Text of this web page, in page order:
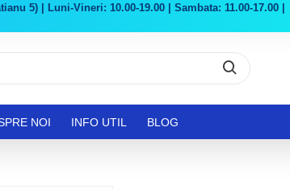
5) | Luni-Vineri: 10.00-19.00 | Sambata: 11.00-17.00 |
NOI INFO UTIL BLOG